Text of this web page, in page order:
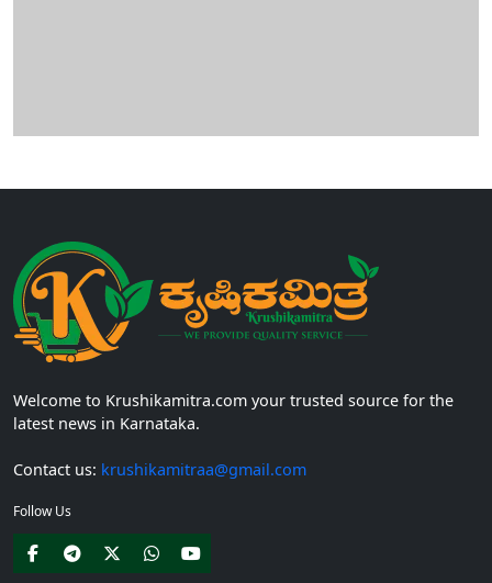
Welcome to Krushikamitra.com your trusted source for the
latest news in Karnataka.
Contact us: krushikamitraa@gmail.com
Follow Us